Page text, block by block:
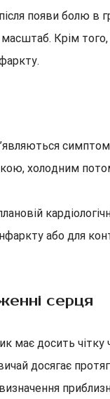
появи болю в
Крім того,
холодним
або для
серця
має досить
досягає